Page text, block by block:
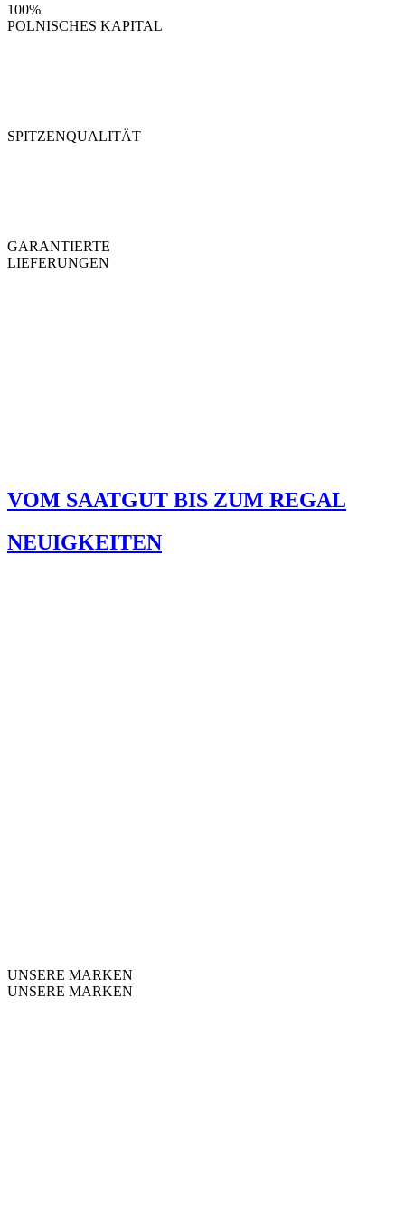
100%
POLNISCHES KAPITAL
SPITZENQUALITÄT
GARANTIERTE
LIEFERUNGEN
VOM SAATGUT BIS ZUM REGAL
NEUIGKEITEN
UNSERE MARKEN
UNSERE MARKEN